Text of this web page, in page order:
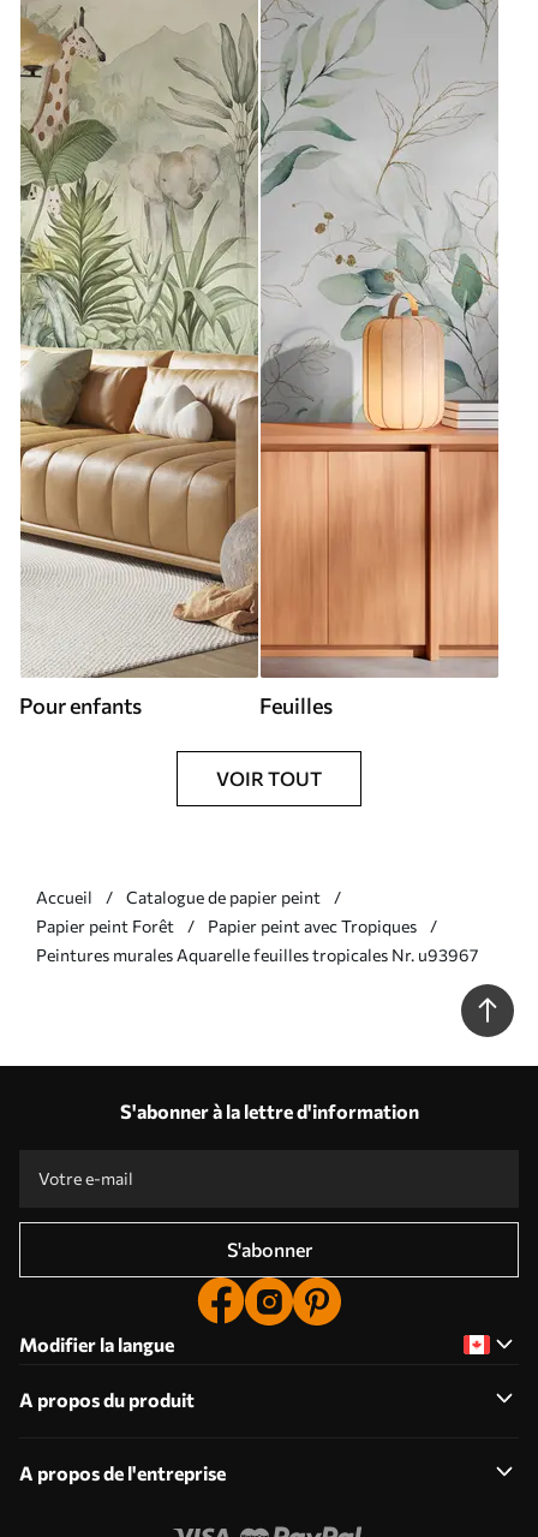
Pour enfants Feuilles
VOIR TOUT
Accueil
Catalogue de papier peint
Papier peint Forêt
Papier peint avec Tropiques
Peintures murales Aquarelle feuilles tropicales Nr. u93967
S'abonner à la lettre d'information
S'abonner
Modifier la langue
A propos du produit
A propos de l'entreprise